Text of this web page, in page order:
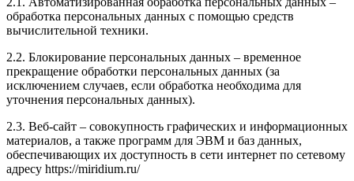
обработка персональных данных с помощью средств
вычислительной техники.
2.2. Блокирование персональных данных – временное
прекращение обработки персональных данных (за
исключением случаев, если обработка необходима для
уточнения персональных данных).
2.3. Веб-сайт – совокупность графических и информационных
материалов, а также программ для ЭВМ и баз данных,
обеспечивающих их доступность в сети интернет по сетевому
адресу https://miridium.ru/